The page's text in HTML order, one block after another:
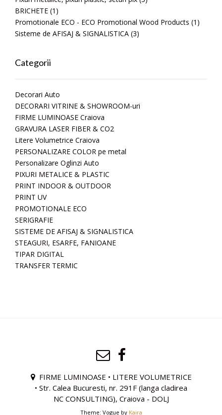
BRICHETE (1)
Promotionale ECO - ECO Promotional Wood Products (1)
Sisteme de AFISAJ & SIGNALISTICA (3)
Categorii
Decorari Auto
DECORARI VITRINE & SHOWROOM-uri
FIRME LUMINOASE Craiova
GRAVURA LASER FIBER & CO2
Litere Volumetrice Craiova
PERSONALIZARE COLOR pe metal
Personalizare Oglinzi Auto
PIXURI METALICE & PLASTIC
PRINT INDOOR & OUTDOOR
PRINT UV
PROMOTIONALE ECO
SERIGRAFIE
SISTEME DE AFISAJ & SIGNALISTICA
STEAGURI, ESARFE, FANIOANE
TIPAR DIGITAL
TRANSFER TERMIC
FIRME LUMINOASE • LITERE VOLUMETRICE
• Str. Calea Bucuresti, nr. 291F (langa cladirea
NC CONSULTING), Craiova - DOLJ
Theme: Vogue by Kaira